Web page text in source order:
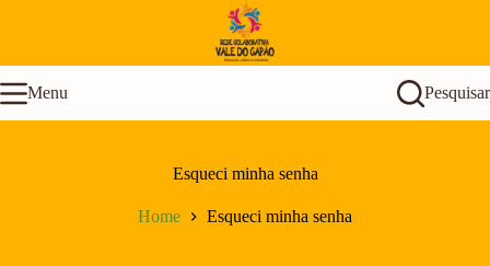
conteúdo
Menu
Pesquisar
Esqueci minha senha
Home Esqueci minha senha